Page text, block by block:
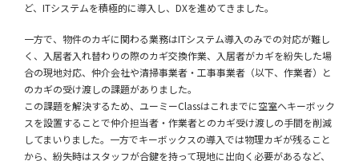
ど、ITシステムを積極的に導入し、DXを進めてきました。
一方で、物件のカギに関わる業務はITシステム導入のみでの対応が難し
く、入居者入れ替わりの際のカギ交換作業、入居者がカギを紛失した場
合の現地対応、仲介会社や清掃事業者・工事事業者（以下、作業者）と
のカギの受け渡しの課題がありました。
この課題を解決するため、ユーミーClassはこれまでに空室へキーボック
スを設置することで仲介担当者・作業者とのカギ受け渡しの手間を削減
してまいりました。一方でキーボックスの導入では物理カギが残ること
から、紛失時はスタッフが合鍵を持って現地に出向く必要があるなど、